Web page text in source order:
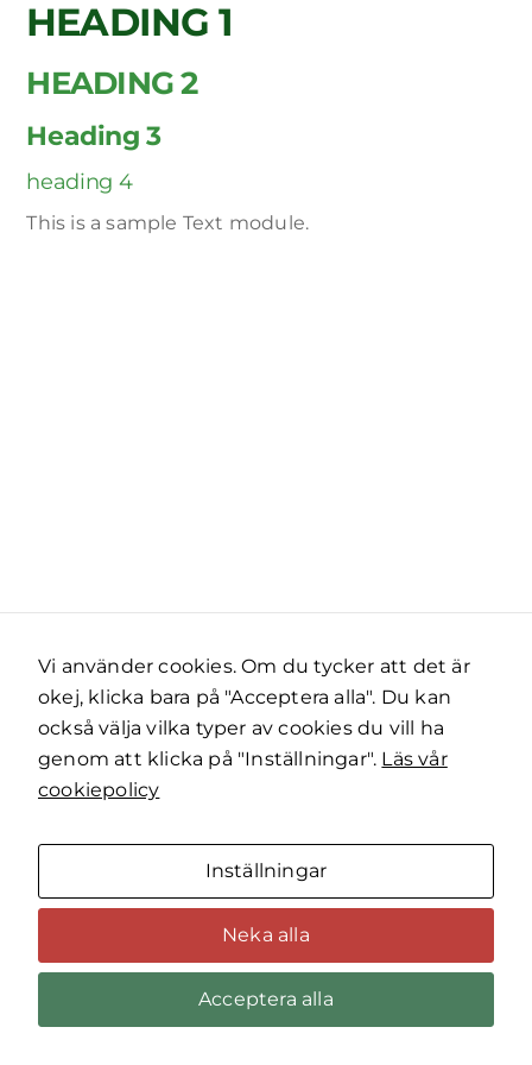
Skip
content
HEADING 1
HEADING 2
Heading 3
heading 4
This is a sample Text module.
Vi använder cookies. Om du tycker att det är
okej, klicka bara på "Acceptera alla". Du kan
också välja vilka typer av cookies du vill ha
genom att klicka på "Inställningar". Läs vår
cookiepolicy
Inställningar
Neka alla
Acceptera alla